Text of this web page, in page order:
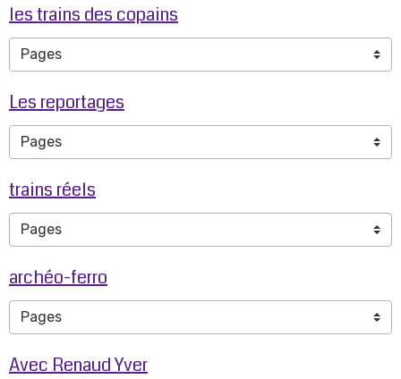
les trains des copains
Les reportages
trains réels
archéo-ferro
Avec Renaud Yver